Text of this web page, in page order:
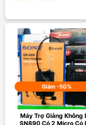
Giảm -50%
Máy Trợ Giảng Không
SN890 Có 2 Micro Có